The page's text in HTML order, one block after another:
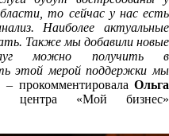
то сейчас у нас есть
Наиболее актуальные
Также мы добавили новые
можно получить в
этой мерой поддержки мы
– прокомментировала Ольга
центра «Мой бизнес»